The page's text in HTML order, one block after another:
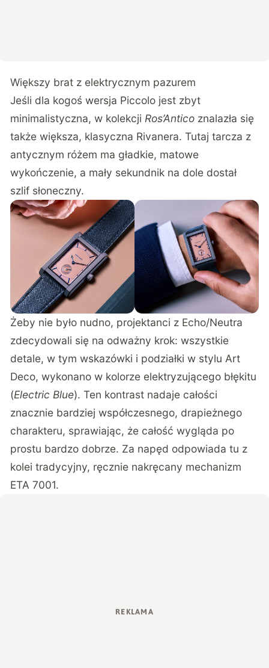
Większy brat z elektrycznym pazurem
Jeśli dla kogoś wersja Piccolo jest zbyt
minimalistyczna, w kolekcji Ros’Antico znalazła się
także większa, klasyczna Rivanera. Tutaj tarcza z
antycznym różem ma gładkie, matowe
wykończenie, a mały sekundnik na dole dostał
szlif słoneczny.
Żeby nie było nudno, projektanci z Echo/Neutra
zdecydowali się na odważny krok: wszystkie
detale, w tym wskazówki i podziałki w stylu Art
Deco, wykonano w kolorze elektryzującego błękitu
(Electric Blue). Ten kontrast nadaje całości
znacznie bardziej współczesnego, drapieżnego
charakteru, sprawiając, że całość wygląda po
prostu bardzo dobrze. Za napęd odpowiada tu z
kolei tradycyjny, ręcznie nakręcany mechanizm
ETA 7001.